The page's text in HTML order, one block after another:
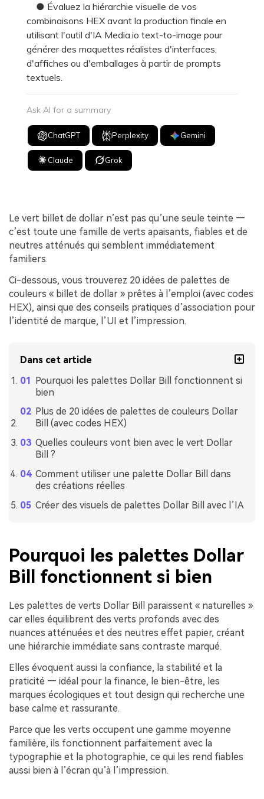
● Évaluez la hiérarchie visuelle de vos
combinaisons HEX avant la production finale en
utilisant l'outil d'IA Media.io text-to-image pour
générer des maquettes réalistes d'interfaces,
d'affiches ou d'emballages à partir de prompts
textuels.
Ask AI for a summary
ChatGPT Perplexity Gemini
Claude Grok
Le vert billet de dollar n’est pas qu’une seule teinte —
c’est toute une famille de verts apaisants, fiables et de
neutres atténués qui semblent immédiatement
familiers.
Ci-dessous, vous trouverez 20 idées de palettes de
couleurs « billet de dollar » prêtes à l’emploi (avec codes
HEX), ainsi que des conseils pratiques d’association pour
l’identité de marque, l’UI et l’impression.
Dans cet article
Pourquoi les palettes Dollar Bill fonctionnent si
bien
Plus de 20 idées de palettes de couleurs Dollar
Bill (avec codes HEX)
Quelles couleurs vont bien avec le vert Dollar
Bill ?
Comment utiliser une palette Dollar Bill dans
des créations réelles
Créer des visuels de palettes Dollar Bill avec l’IA
Pourquoi les palettes Dollar
Bill fonctionnent si bien
Les palettes de verts Dollar Bill paraissent « naturelles »
car elles équilibrent des verts profonds avec des
nuances atténuées et des neutres effet papier, créant
une hiérarchie immédiate sans contraste marqué.
Elles évoquent aussi la confiance, la stabilité et la
praticité — idéal pour la finance, le bien-être, les
marques écologiques et tout design qui recherche une
base calme et rassurante.
Parce que les verts occupent une gamme moyenne
familière, ils fonctionnent parfaitement avec la
typographie et la photographie, ce qui les rend fiables
aussi bien à l’écran qu’à l’impression.